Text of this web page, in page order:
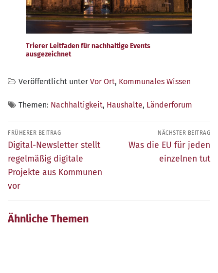
Trierer Leitfaden für nachhaltige Events
ausgezeichnet
Veröffentlicht unter Vor Ort, Kommunales Wissen
Themen: Nachhaltigkeit, Haushalte, Länderforum
Beitragsnavigation
FRÜHERER BEITRAG
Früherer
Beitrag:
Digital-Newsletter stellt
regelmäßig digitale
Projekte aus Kommunen
vor
NÄCHSTER BEITRAG
Nächster
Was die EU für jeden
einzelnen tut
Ähnliche Themen